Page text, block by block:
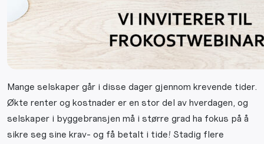
Mange selskaper går i disse dager gjennom krevende tider.
Økte renter og kostnader er en stor del av hverdagen, og
selskaper i byggebransjen må i større grad ha fokus på å
sikre seg sine krav- og få betalt i tide! Stadig flere